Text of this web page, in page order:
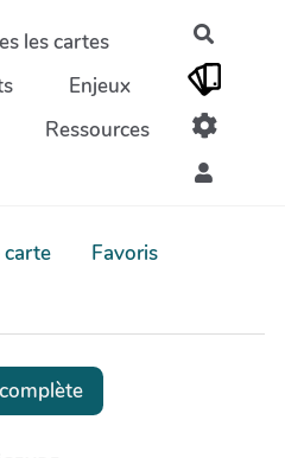
les cartes
Enjeux
Ressources
Favoris